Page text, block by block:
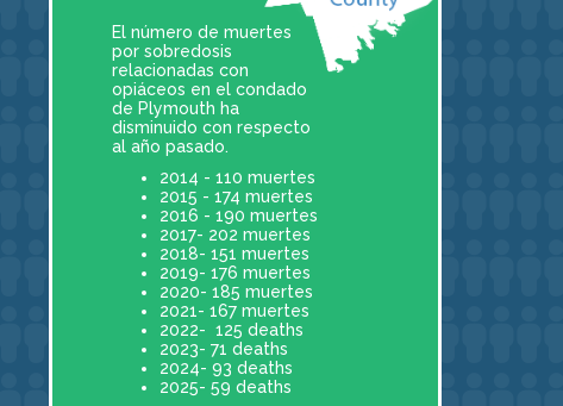
El número de muertes
por sobredosis
relacionadas con
opiáceos en el condado
de Plymouth ha
disminuido con respecto
al año pasado.
2014 - 110 muertes
2015 - 174 muertes
2016 - 190 muertes
2017- 202 muertes
2018- 151 muertes
2019- 176 muertes
2020- 185 muertes
2021- 167 muertes
2022- 125 deaths
2023- 71 deaths
2024- 93 deaths
2025- 59 deaths